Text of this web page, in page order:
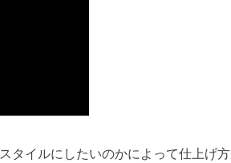
タイルにしたいのかによって仕上げ